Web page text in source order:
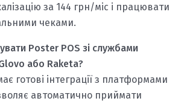
за 144 грн/міс і працювати
чеками.
Poster POS зі службами
або Raketa?
готові інтеграції з платформами
автоматично приймати